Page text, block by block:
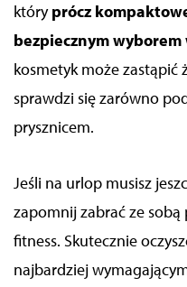
któryprócz
bezpiecznym
kosmetyk może zastąpić
sprawdzi się zarówno
prysznicem.
Jeśli na urlop musisz
zapomnij zabrać ze sobą
fitness. Skutecznie
najbardziej